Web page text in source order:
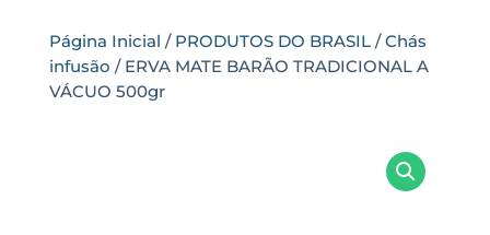
Página Inicial / PRODUTOS DO BRASIL/Chás
infusão / ERVA MATE BARÃO TRADICIONAL A
VÁCUO 500gr